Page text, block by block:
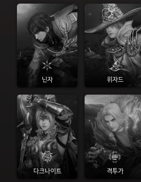
닌자 위자드
다크나이트 격투가